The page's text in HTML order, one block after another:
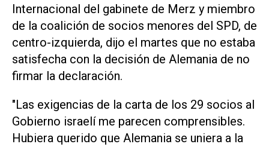
Internacional del gabinete de Merz y miembro
de la coalición de socios menores del SPD, de
centro-izquierda, dijo el martes que no estaba
satisfecha con la decisión de Alemania de no
firmar la declaración.
"Las exigencias de la carta de los 29 socios al
Gobierno israelí me parecen comprensibles.
Hubiera querido que Alemania se uniera a la